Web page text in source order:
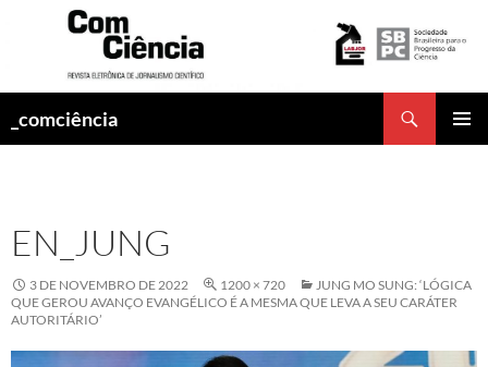
_comciência
EN_JUNG
3 DE NOVEMBRO DE 2022 1200 × 720
JUNG MO SUNG: ‘LÓGICA
QUE GEROU AVANÇO EVANGÉLICO É A MESMA QUE LEVA A SEU CARÁTER
AUTORITÁRIO’